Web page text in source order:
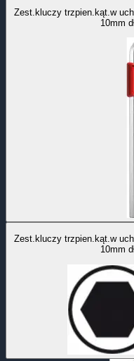
Zest.kluczy trzpien.kąt.w
10mm
Zest.kluczy trzpien.kąt.w
10mm